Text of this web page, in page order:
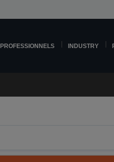
PROFESSIONNELS INDUSTRY